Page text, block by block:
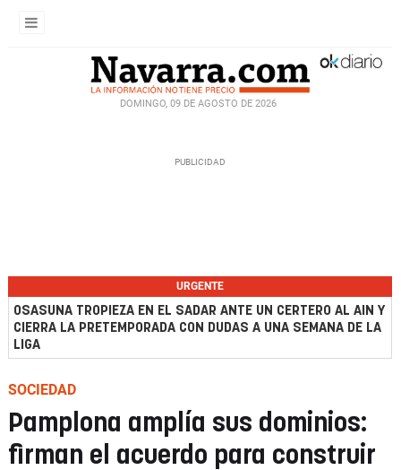
DOMINGO, 09 DE AGOSTO DE 2026
URGENTE
OSASUNA TROPIEZA EN EL SADAR ANTE UN CERTERO AL AIN Y
CIERRA LA PRETEMPORADA CON DUDAS A UNA SEMANA DE LA
LIGA
SOCIEDAD
Pamplona amplía sus dominios:
firman el acuerdo para construir